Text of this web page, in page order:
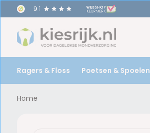
9.1
Ragers & Floss Poetsen & Spoelen
Home